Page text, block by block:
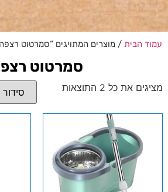
עמוד הבית / מוצרים המתויגים “סמרטוט
סמרטוט
מציגים את כל ⁦2⁩ התוצאות